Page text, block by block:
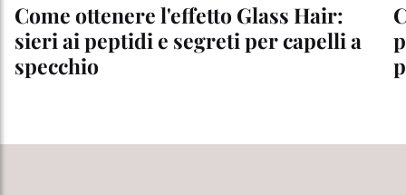
Come ottenere l'effetto Glass Hair:
sieri ai peptidi e segreti per capelli a
specchio